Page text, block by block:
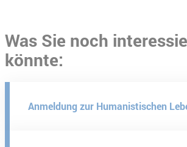
Was Sie noch
könnte:
Anmeldung zur Humanistischen